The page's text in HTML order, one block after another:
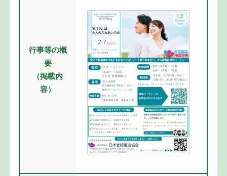
行事等の概
要
（掲載内
容）